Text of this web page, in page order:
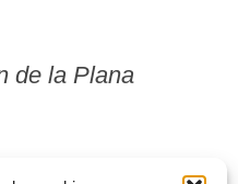
de la Plana